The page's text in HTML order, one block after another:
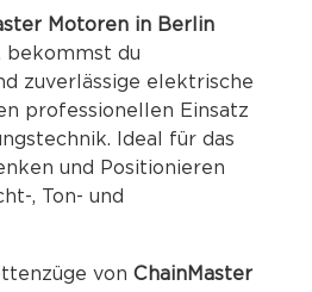
Motoren in Berlin
du
zuverlässige elektrische
professionellen Einsatz
Ideal für das
und Positionieren
, Ton- und
von ChainMaster